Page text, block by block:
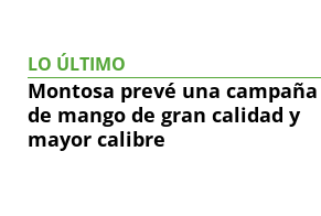
LO ÚLTIMO
Montosa prevé una campaña
de mango de gran calidad y
mayor calibre